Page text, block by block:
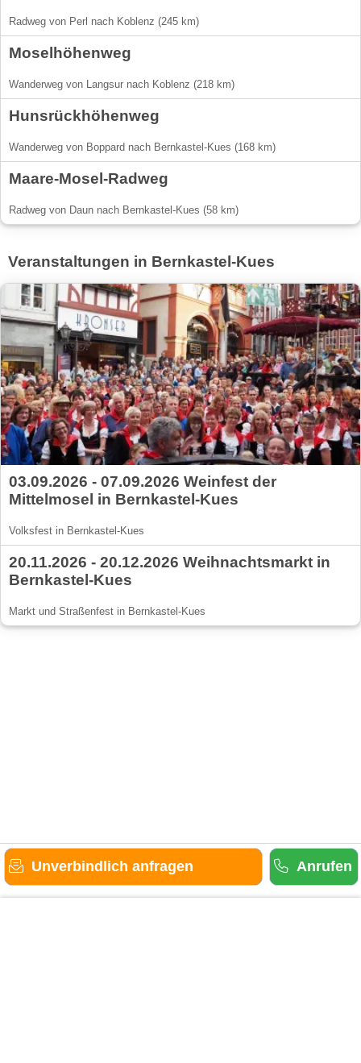
Radweg von Perl nach Koblenz (245 km)
Moselhöhenweg
Wanderweg von Langsur nach Koblenz (218 km)
Hunsrückhöhenweg
Wanderweg von Boppard nach Bernkastel-Kues (168 km)
Maare-Mosel-Radweg
Radweg von Daun nach Bernkastel-Kues (58 km)
Veranstaltungen in Bernkastel-Kues
03.09.2026 - 07.09.2026 Weinfest der
Mittelmosel in Bernkastel-Kues
Volksfest in Bernkastel-Kues
20.11.2026 - 20.12.2026 Weihnachtsmarkt in
Bernkastel-Kues
Markt und Straßenfest in Bernkastel-Kues
Unverbindlich anfragen Anrufen